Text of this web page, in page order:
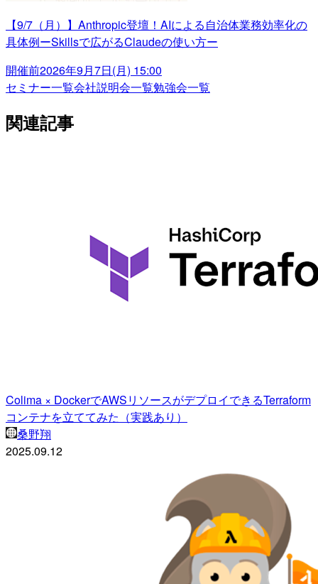
【9/7（月）】Anthropic登壇！AIによる自治体業務効率化の
具体例ーSkillsで広がるClaudeの使い方ー
開催前2026年9月7日(月) 15:00
セミナー一覧会社説明会一覧勉強会一覧
関連記事
Colima × DockerでAWSリソースがデプロイできるTerraform
コンテナを立ててみた（実践あり）
桑野翔
2025.09.12